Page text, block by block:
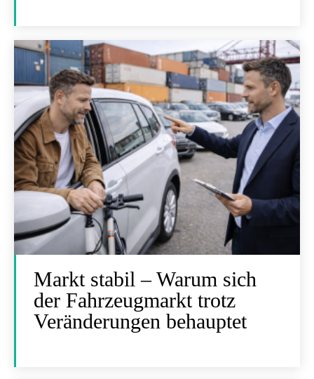
Markt stabil – Warum sich
der Fahrzeugmarkt trotz
Veränderungen behauptet